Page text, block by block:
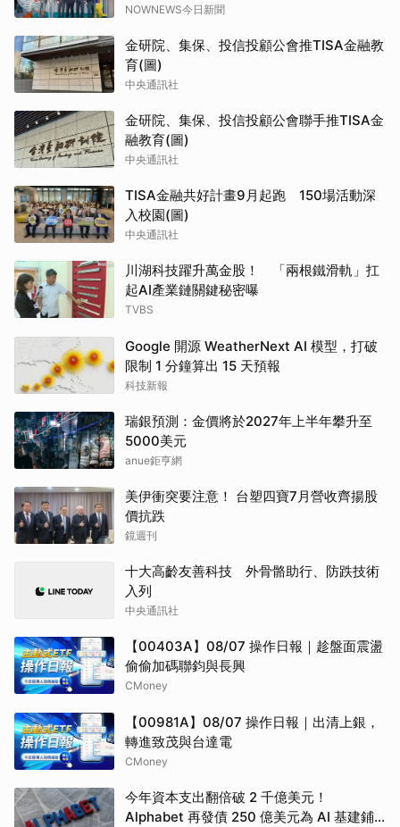
NOWNEWS今日新聞
金研院、集保、投信投顧公會推TISA金融教
育(圖)
中央通訊社
金研院、集保、投信投顧公會聯手推TISA金
融教育(圖)
中央通訊社
TISA金融共好計畫9月起跑 150場活動深
入校園(圖)
中央通訊社
川湖科技躍升萬金股！ 「兩根鐵滑軌」扛
起AI產業鏈關鍵秘密曝
TVBS
Google 開源 WeatherNext AI 模型，打破
限制 1 分鐘算出 15 天預報
科技新報
瑞銀預測：金價將於2027年上半年攀升至
5000美元
anue鉅亨網
美伊衝突要注意！ 台塑四寶7月營收齊揚股
價抗跌
鏡週刊
十大高齡友善科技 外骨骼助行、防跌技術
入列
中央通訊社
【00403A】08/07 操作日報｜趁盤面震盪
偷偷加碼聯鈞與長興
CMoney
【00981A】08/07 操作日報｜出清上銀，
轉進致茂與台達電
CMoney
今年資本支出翻倍破 2 千億美元！
Alphabet 再發債 250 億美元為 AI 基建鋪